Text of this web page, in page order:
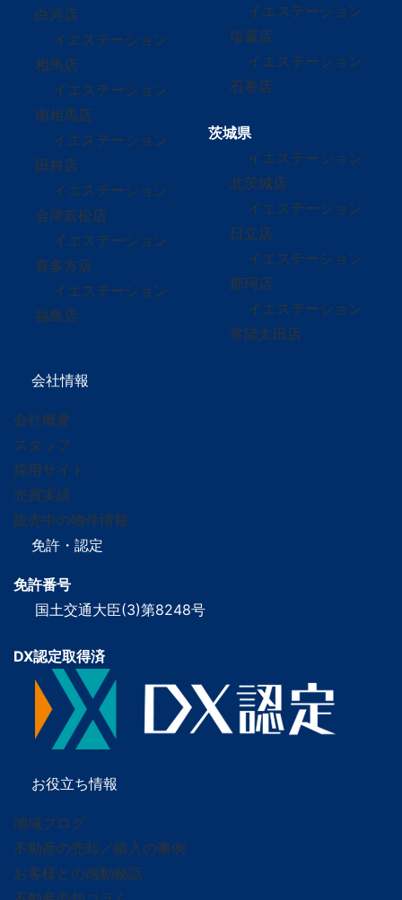
白河店
イエステーション
相馬店
イエステーション
南相馬店
イエステーション
田村店
イエステーション
会津若松店
イエステーション
喜多方店
イエステーション
福島店
イエステーション
塩竈店
イエステーション
石巻店
茨城県
イエステーション
北茨城店
イエステーション
日立店
イエステーション
那珂店
イエステーション
常陸太田店
会社情報
会社概要
スタッフ
採用サイト
売買実績
販売中の物件情報
免許・認定
免許番号
国土交通大臣(3)第8248号
DX認定取得済
お役立ち情報
地域ブログ
不動産の売却／購入の事例
お客様との感動秘話